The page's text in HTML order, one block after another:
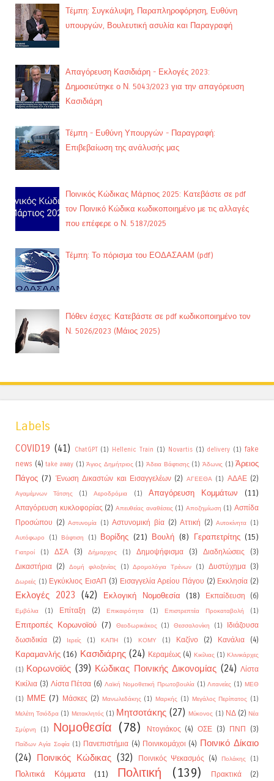
Τέμπη: Συγκάλυψη, Παραπληροφόρηση, Ευθύνη
υπουργών, Βουλευτική ασυλία και Παραγραφή
Απαγόρευση Κασιδιάρη - Εκλογές 2023:
Δημοσιεύτηκε ο Ν. 5043/2023 για την απαγόρευση
Κασιδιάρη
Τέμπη - Ευθύνη Υπουργών - Παραγραφή:
Επιβεβαίωση της ανάλυσής μας
Ποινικός Κώδικας Μάρτιος 2025: Κατεβάστε σε pdf
τον Ποινικό Κώδικα κωδικοποιημένο με τις αλλαγές
που επέφερε ο Ν. 5187/2025
Τέμπη: Το πόρισμα του ΕΟΔΑΣΑΑΜ (pdf)
Πόθεν έσχες: Κατεβάστε σε pdf κωδικοποιημένο τον
Ν. 5026/2023 (Μάιος 2025)
Labels
COVID19 (41) ChatGPT (1) Hellenic Train (1) Novartis (1) delivery (1) fake
news (4) take away (1) Άγιος Δημήτριος (1) Άδεια Βάφτισης (1) Άδωνις (1) Άρειος
Πάγος (7) Ένωση Δικαστών και Εισαγγελέων (2) ΑΓΕΕΘΑ (1) ΑΔΑΕ (2)
Αγαμέμνων Τάτσης (1) Αεροδρόμια (1) Απαγόρευση Κομμάτων (11)
Απαγόρευση κυκλοφορίας (2) Απευθείας αναθέσεις (1) Αποζημίωση (1) Ασπίδα
Προσώπου (2) Αστυνομία (1) Αστυνομική βία (2) Αττική (2) Αυτοκίνητα (1)
Αυτόφωρο
(1) Βάφτιση (1) Βορίδης (21) Βουλή (8) Γεραπετρίτης (15)
Γιατροί (1) ΔΣΑ (3) Δήμαρχος (1) Δημοψήφισμα (3) Διαδηλώσεις
(3)
Δικαστήρια (2) Δομή φιλοξενίας (1) Δρομολόγια Τρένων (1) Δυστύχημα (3)
Δωρεές (1) Εγκύκλιος ΕισΑΠ (3) Εισαγγελία Αρείου Πάγου (2) Εκκλησία (2)
Εκλογές 2023 (42) Εκλογική Νομοθεσία (18) Εκπαίδευση (6)
Εμβόλια (1) Επίταξη (2) Επικαιρότητα (1) Επιστρεπτέα Προκαταβολή (1)
Επιτροπές Κορωνοϊού (7) Θεοδωρικάκος (1) Θεσσαλονίκη (1)
Ιδιάζουσα
δωσιδικία
(2) Ιερείς (1) ΚΑΠΗ (1) ΚΟΜΥ (1) Καζίνο (2) Κανάλια (4)
Καραμανλής (16) Κασιδιάρης (24) Κεραμέως (4) Κικίλιας (1) Κλινικάρχες
(1) Κορωνοϊός (39) Κώδικας Ποινικής Δικονομίας (24) Λίστα
Κικίλια (3) Λίστα Πέτσα (6) Λαϊκή Νομοθετική Πρωτοβουλία (1) Λιτανείες (1) ΜΕΘ
(1)
ΜΜΕ (7) Μάσκες (2) Μανωλεδάκης (1) Μαρκής (1) Μεγάλος Περίπατος (1)
Μελέτη Τσιόδρα (1) Μετακλητός (1) Μητσοτάκης (27) Μύκονος (1) ΝΔ (2) Νέα
Σμύρνη (1) Νομοθεσία (78) Ντογιάκος (4) ΟΣΕ (3) ΠΝΠ (3)
Παίδων Αγία Σοφία (1) Πανεπιστήμια (4) Ποινικομάχοι (4) Ποινικό Δίκαιο
(24)
Ποινικός Κώδικας (32) Ποινικός Ψεκασμός (4) Πολάκης (1)
Πολιτικά Κόμματα (11) Πολιτική (139) Πρακτικά (2)